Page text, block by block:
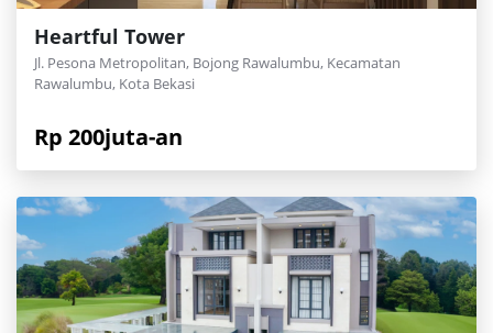
Heartful Tower
Jl. Pesona Metropolitan, Bojong Rawalumbu, Kecamatan
Rawalumbu, Kota Bekasi
Rp 200juta-an